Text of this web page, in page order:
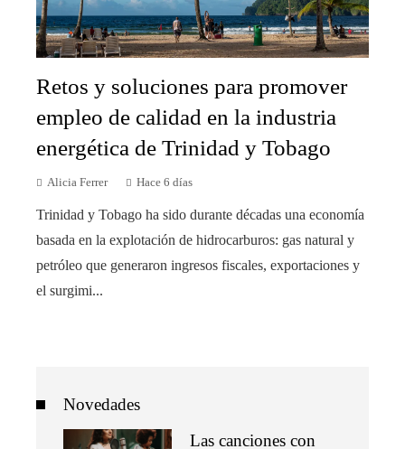
Retos y soluciones para promover
empleo de calidad en la industria
energética de Trinidad y Tobago
Alicia Ferrer Hace 6 días
Trinidad y Tobago ha sido durante décadas una economía
basada en la explotación de hidrocarburos: gas natural y
petróleo que generaron ingresos fiscales, exportaciones y
el surgimi...
Novedades
Las canciones con